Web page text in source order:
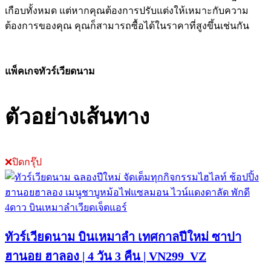
เกือบทั้งหมด แต่หากคุณต้องการปรับแต่งให้เหมาะกับความ
ต้องการของคุณ คุณก็สามารถซื้อได้ในราคาที่สูงขึ้นเช่นกัน
แพ็คเกจทัวร์เวียดนาม
ตัวอย่างเส้นทาง
❌ปิดกรุ๊ป
ทัวร์เวียดนาม บินเหมาลำ เทศกาลปีใหม่ ซาปา
ฮานอย ฮาลอง | 4 วัน 3 คืน | VN299_VZ